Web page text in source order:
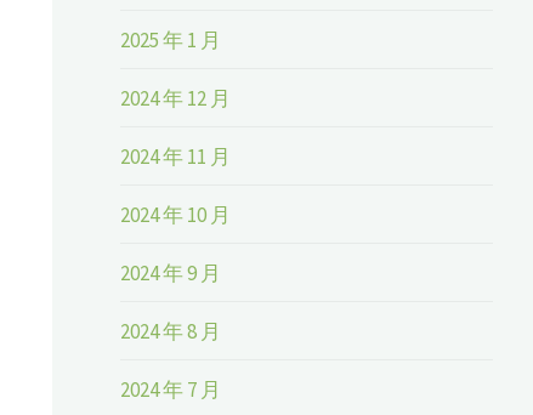
2025 年 1 月
2024 年 12 月
2024 年 11 月
2024 年 10 月
2024 年 9 月
2024 年 8 月
2024 年 7 月